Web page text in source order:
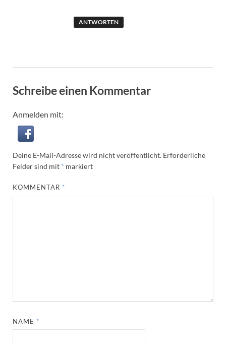
ANTWORTEN
Schreibe einen Kommentar
Anmelden mit:
Deine E-Mail-Adresse wird nicht veröffentlicht. Erforderliche
Felder sind mit * markiert
KOMMENTAR *
NAME *